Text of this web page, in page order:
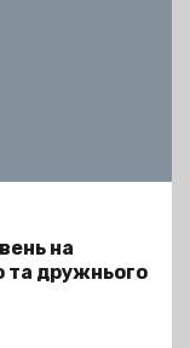
на
та дружнього